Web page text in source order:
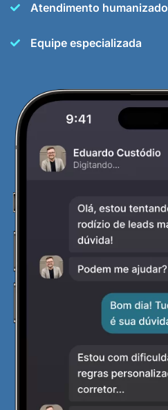
Atendimento humanizado
Equipe especializada